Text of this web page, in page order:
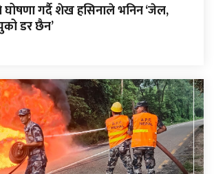
गर्दै शेख हसिनाले भनिन ‘जेल,
डर छैन’